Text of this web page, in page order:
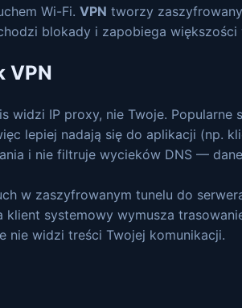
Wi-Fi. VPN tworzy
blokady i zapobiega większości
VPN
IP proxy, nie Twoje. Popularne
lepiej nadają się do aplikacji (np.
i nie filtruje wycieków DNS —
w zaszyfrowanym tunelu do
klient systemowy wymusza
nie widzi treści Twojej komunikacji.